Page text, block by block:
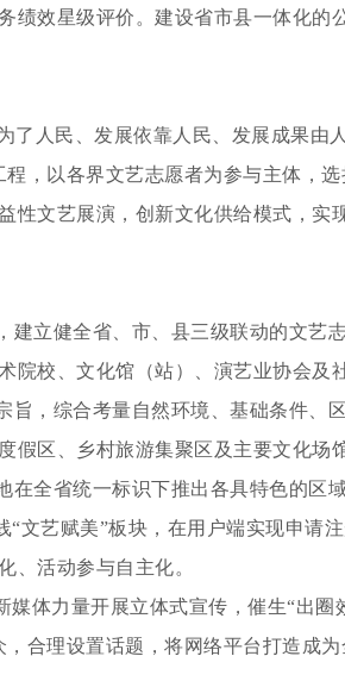
效星级评价。建设省市县一体化的
人民、发展依靠人民、发展成果由
，以各界文艺志愿者为参与主体，
文艺展演，创新文化供给模式，实
建立健全省、市、县三级联动的文艺
校、文化馆（站）、演艺业协会及
旨，综合考量自然环境、基础条件、
区、乡村旅游集聚区及主要文化场
全省统一标识下推出各具特色的区域
“文艺赋美”板块，在用户端实现申请
、活动参与自主化。
媒体力量开展立体式宣传，催生“出
合理设置话题，将网络平台打造成为